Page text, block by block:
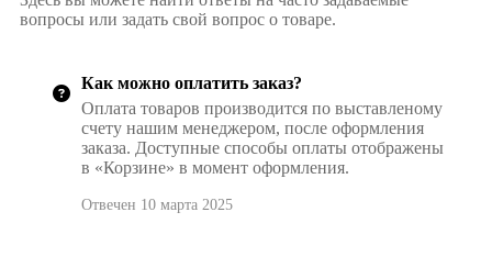
вопросы или задать свой вопрос о товаре.
Как можно оплатить заказ?
Оплата товаров производится по выставленому
счету нашим менеджером, после оформления
заказа. Доступные способы оплаты отображены
в «Корзине» в момент оформления.
Отвечен 10 марта 2025